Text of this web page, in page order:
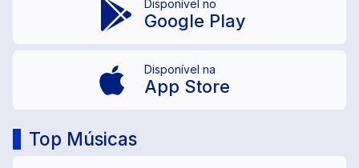
Disponível no
Google Play
Disponível na
App Store
Top Músicas